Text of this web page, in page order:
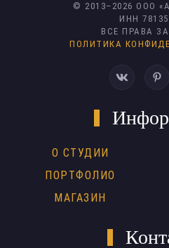
© 2013– 2026 ООО
ИНН
ВСЕ ПРАВА
ПОЛИТИКА
О СТУДИИ
ПОРТФОЛИО
МАГАЗИН